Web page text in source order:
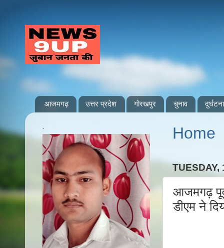
आजमगढ़ उत्तर प्रदेश गोरखपुर चुनाव दुर्घटना
Home
TUESDAY,
आजमगढ़
डीएम ने
.